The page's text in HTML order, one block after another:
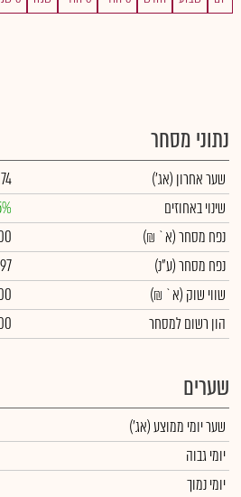
נתוני מסחר
שער אחרון (אג')
שינוי באחוזים
נפח מסחר(א` ₪)
נפח מסחר(ע"נ)
שווי שוק (א` ₪)
הון רשום למסחר
שערים
שער יומי ממוצע(אג')
יומי גבוה
יומי נמוך